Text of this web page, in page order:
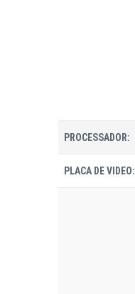
PROCESSADOR:
PLACA DE VIDEO: